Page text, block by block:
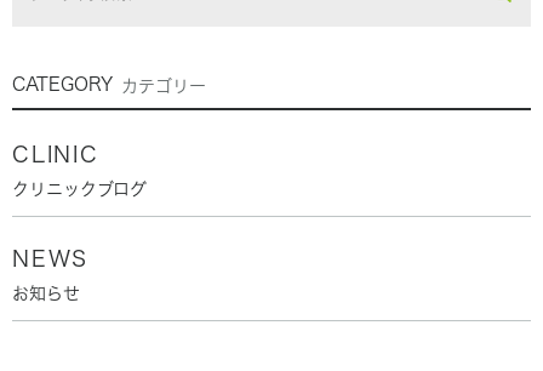
CATEGORY カテゴリー
CLINIC
クリニックブログ
NEWS
お知らせ